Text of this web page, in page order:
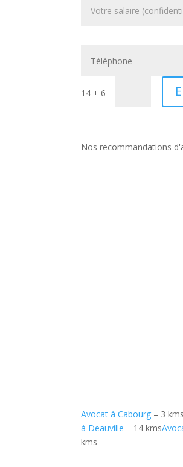
14 + 6 =
Nos recommandations
Avocat à Cabourg – 3
à Deauville – 14 kms
kms